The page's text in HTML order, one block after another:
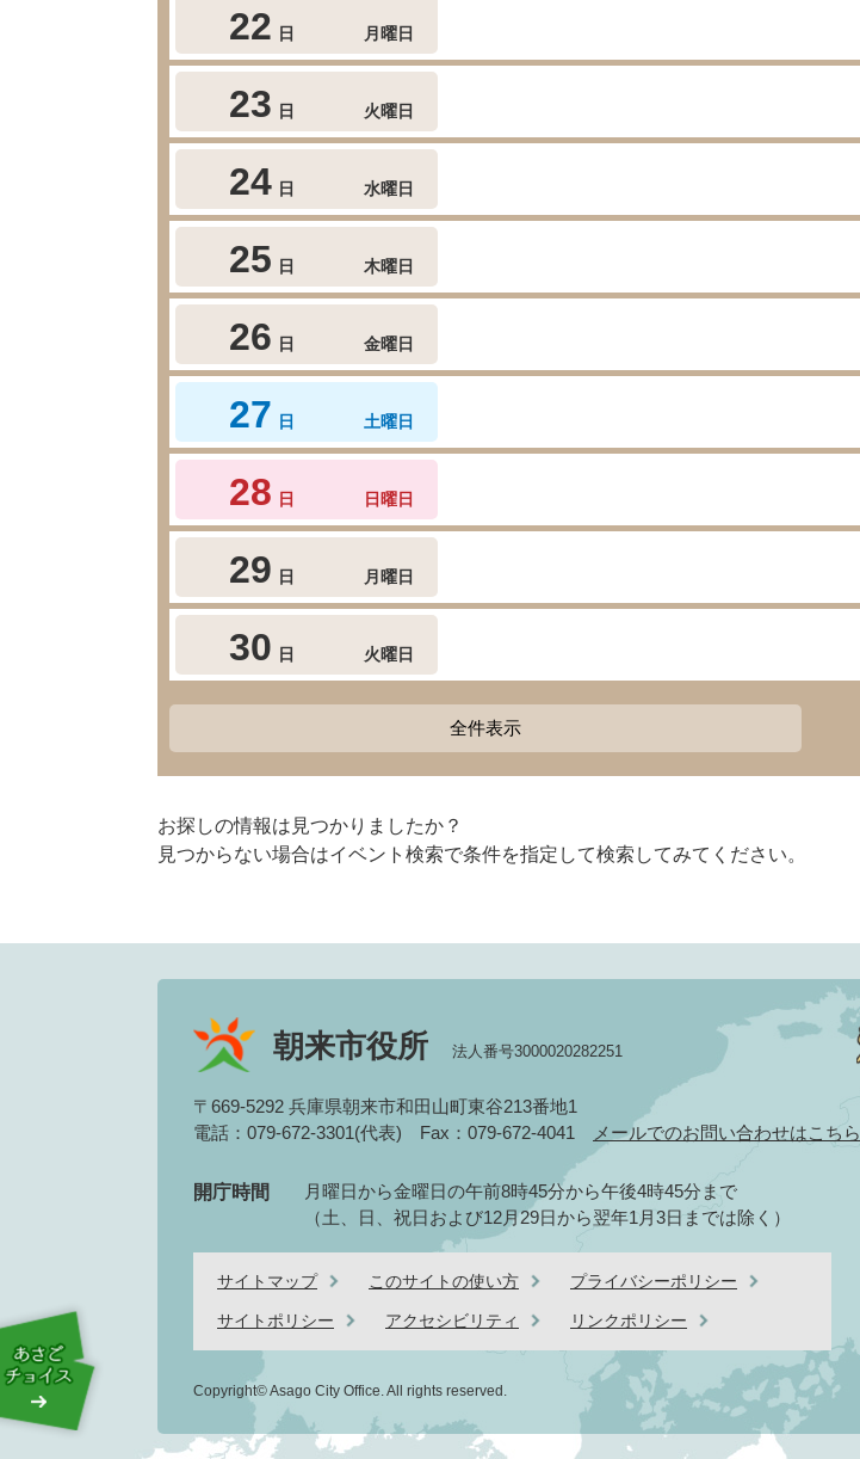
22 日 月曜日
23 日 火曜日
24 日 水曜日
25 日 木曜日
26 日 金曜日
27 日 土曜日
28 日 日曜日
29 日 月曜日
30 日 火曜日
全件表示
お探しの情報は見つかりましたか？
見つからない場合はイベント検索で条件を指定して検索してみてください。
朝来市役所 法人番号3000020282251
〒669-5292 兵庫県朝来市和田山町東谷213番地1
電話：079-672-3301(代表) Fax：079-672-4041 メールでのお問い合わせはこちら
開庁時間
月曜日から金曜日の午前8時45分から午後4時45分まで
（土、日、祝日および12月29日から翌年1月3日までは除く）
サイトマップ このサイトの使い方 プライバシーポリシー
サイトポリシー アクセシビリティ リンクポリシー
Copyright© Asago City Office. All rights reserved.